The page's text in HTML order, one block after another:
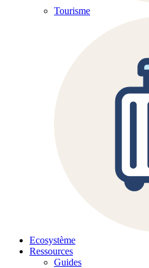
Tourisme
Ecosystème
Ressources
Guides